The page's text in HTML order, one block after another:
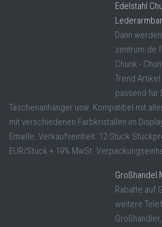
Edelstahl
Dann
zentrum.de
Chunk -
Trend
passend für
Taschenanhänger usw. Kompatibel mit
mit verschiedenen Farbkristallen im
Emaille. Verkaufseinheit: 12 Stück
EUR/Stück + 19% MwSt.
Großhandel
Rabatte auf
weitere